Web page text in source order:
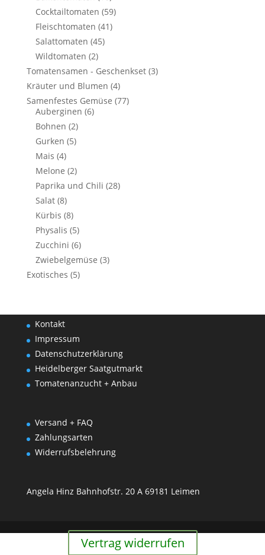
Cocktailtomaten (59)
Fleischtomaten (41)
Salattomaten (45)
Wildtomaten (2)
Tomatensamen - Geschenkset (3)
Kräuter und Blumen (4)
Samenfestes Gemüse (77)
Auberginen (6)
Bohnen (2)
Gurken (5)
Mais (4)
Melone (2)
Paprika und Chili (28)
Salat (8)
Kürbis (8)
Physalis (5)
Zucchini (6)
Zwiebelgemüse (3)
Exotisches (5)
Kontakt
Impressum
Datenschutzerklärung
Heidelberger Saatgutmarkt
Tomatenanzucht + Anbau
Versand + FAQ
Zahlungsarten
Widerrufsbelehrung
Angela Hinz Bahnhofstr. 20 A 69181 Leimen
Vertrag widerrufen